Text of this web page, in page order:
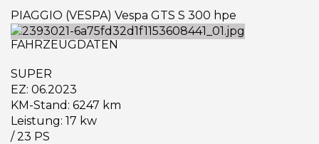
PIAGGIO (VESPA) Vespa GTS S 300 hpe
FAHRZEUGDATEN
SUPER
EZ: 06.2023
KM-Stand: 6247 km
Leistung: 17 kw
/ 23 PS